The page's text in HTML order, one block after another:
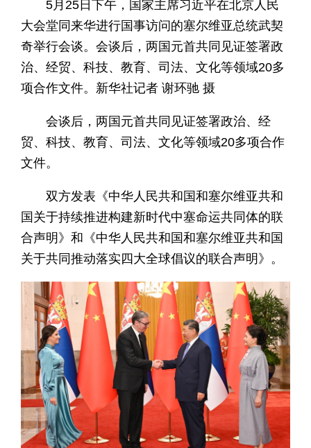
5月25日下午，国家主席习近平在北京人民
大会堂同来华进行国事访问的塞尔维亚总统武契
奇举行会谈。会谈后，两国元首共同见证签署政
治、经贸、科技、教育、司法、文化等领域20多
项合作文件。新华社记者 谢环驰 摄
会谈后，两国元首共同见证签署政治、经
贸、科技、教育、司法、文化等领域20多项合作
文件。
双方发表《中华人民共和国和塞尔维亚共和
国关于持续推进构建新时代中塞命运共同体的联
合声明》和《中华人民共和国和塞尔维亚共和国
关于共同推动落实四大全球倡议的联合声明》。